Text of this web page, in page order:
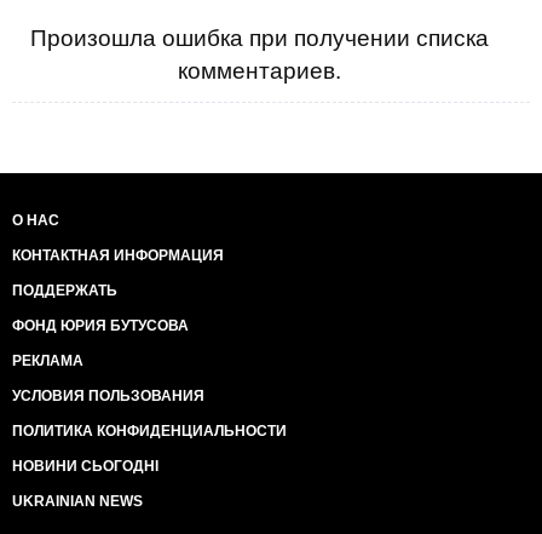
Произошла ошибка при получении списка
комментариев.
О НАС
КОНТАКТНАЯ ИНФОРМАЦИЯ
ПОДДЕРЖАТЬ
ФОНД ЮРИЯ БУТУСОВА
РЕКЛАМА
УСЛОВИЯ ПОЛЬЗОВАНИЯ
ПОЛИТИКА КОНФИДЕНЦИАЛЬНОСТИ
НОВИНИ СЬОГОДНІ
UKRAINIAN NEWS